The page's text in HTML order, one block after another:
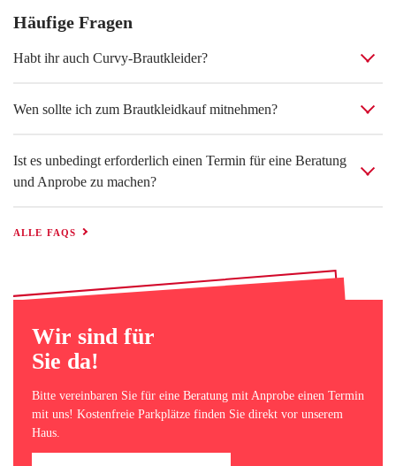
Häufige Fragen
Habt ihr auch Curvy-Brautkleider?
Wen sollte ich zum Brautkleidkauf mitnehmen?
Ist es unbedingt erforderlich einen Termin für eine Beratung
und Anprobe zu machen?
ALLE FAQS
Wir sind für
Sie da!
Bitte vereinbaren Sie für eine Beratung mit Anprobe einen Termin
mit uns! Kostenfreie Parkplätze finden Sie direkt vor unserem
Haus.